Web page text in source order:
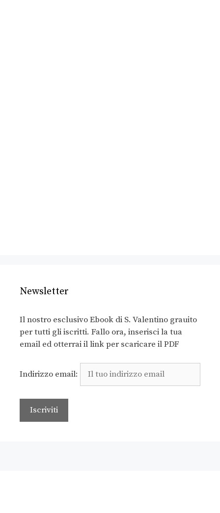
Newsletter
Il nostro esclusivo Ebook di S. Valentino grauito
per tutti gli iscritti. Fallo ora, inserisci la tua
email ed otterrai il link per scaricare il PDF
Indirizzo email: